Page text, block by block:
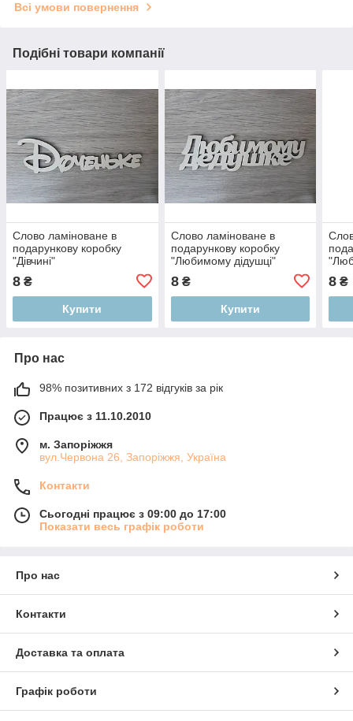
Всі умови повернення
Подібні товари компанії
Слово ламіноване в
подарункову коробку
"Дівчині"
8 ₴
Купити
Слово ламіноване в
подарункову коробку
"Любимому дідушці"
8₴
Купити
8 ₴
Про нас
98% позитивних з 172 відгуків за рік
Працює з 11.10.2010
м. Запоріжжя
вул.Червона 26, Запоріжжя, Україна
Контакти
Сьогодні працює з 09:00 до 17:00
Показати весь графік роботи
Про нас
Контакти
Доставка та оплата
Графік роботи